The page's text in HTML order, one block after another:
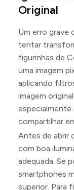
Original
Um erro grave
tentar
figurinhas de
uma imagem
aplicando
imagem
especialmente
compartilhar
Antes de abrir
com boa
adequada. Se
smartphones
superior. Para